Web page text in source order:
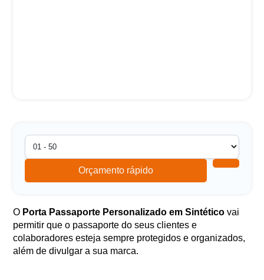
Orçamento rápido
O Porta Passaporte Personalizado em Sintéticovai
permitir que o passaporte do seus clientes e
colaboradores esteja sempre protegidos e organizados,
além de divulgar a sua marca.